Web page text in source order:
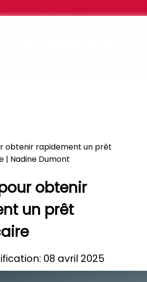
obtenir rapidement un prêt
| Nadine Dumont
obtenir
un prêt
08 avril 2025